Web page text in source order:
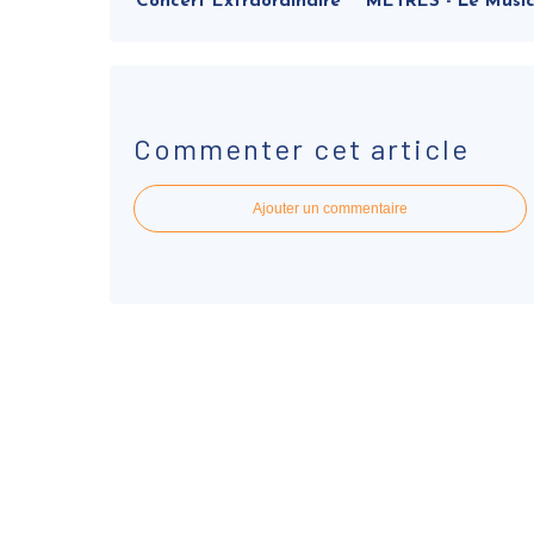
Commenter cet article
Ajouter un commentaire